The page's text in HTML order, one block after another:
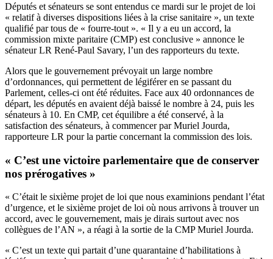
Députés et sénateurs se sont entendus ce mardi sur le projet de loi
« relatif à diverses dispositions liées à la crise sanitaire », un texte
qualifié par tous de « fourre-tout ». « Il y a eu un accord, la
commission mixte paritaire (CMP) est conclusive » annonce le
sénateur LR René-Paul Savary, l’un des rapporteurs du texte.
Alors que le gouvernement prévoyait un large nombre
d’ordonnances, qui permettent de légiférer en se passant du
Parlement, celles-ci ont été réduites. Face aux 40 ordonnances de
départ, les députés en avaient déjà baissé le nombre à 24, puis les
sénateurs à 10. En CMP, cet équilibre a été conservé, à la
satisfaction des sénateurs, à commencer par Muriel Jourda,
rapporteure LR pour la partie concernant la commission des lois.
« C’est une victoire parlementaire que de conserver
nos prérogatives »
« C’était le sixième projet de loi que nous examinions pendant l’état
d’urgence, et le sixième projet de loi où nous arrivons à trouver un
accord, avec le gouvernement, mais je dirais surtout avec nos
collègues de l’AN », a réagi à la sortie de la CMP Muriel Jourda.
« C’est un texte qui partait d’une quarantaine d’habilitations à